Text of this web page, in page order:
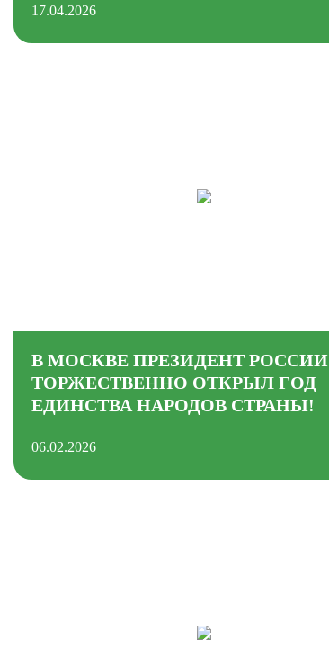
17.04.2026
В МОСКВЕ ПРЕЗИДЕНТ РОССИИ
ТОРЖЕСТВЕННО ОТКРЫЛ ГОД
ЕДИНСТВА НАРОДОВ СТРАНЫ!
06.02.2026